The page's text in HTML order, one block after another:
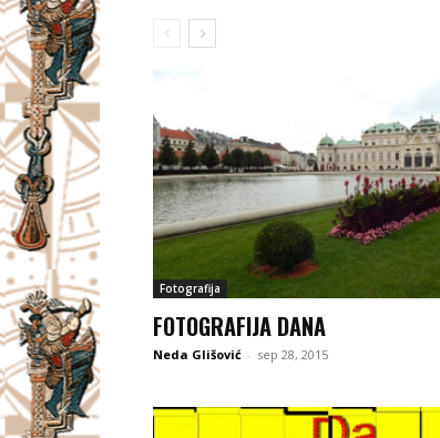
Fotografija
FOTOGRAFIJA DANA
Neda Glišović - sep 28, 2015